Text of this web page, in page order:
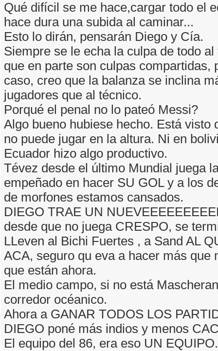
Qué difícil se me hace,cargar todo el
hace dura una subida al caminar...
Esto lo dirán, pensarán Diego y Cía.
Siempre se le echa la culpa de todo
que en parte son culpas compartidas,
caso, creo que la balanza se inclina
jugadores que al técnico.
Porqué el penal no lo pateó Messi?
Algo bueno hubiese hecho. Está visto
no puede jugar en la altura. Ni en
Ecuador hizo algo productivo.
Tévez desde el último Mundial juega
empeñado en hacer SU GOL y a los
de morfones estamos cansados.
DIEGO TRAE UN
desde que no juega CRESPO, se
LLeven al Bichi Fuertes , a Sand AL
ACA, seguro qu eva a hacer más que
que están ahora.
El medio campo, si no está
corredor océanico.
Ahora a GANAR TODOS LOS
DIEGO poné más indios y menos
El equipo del 86, era eso UN EQUIPO.